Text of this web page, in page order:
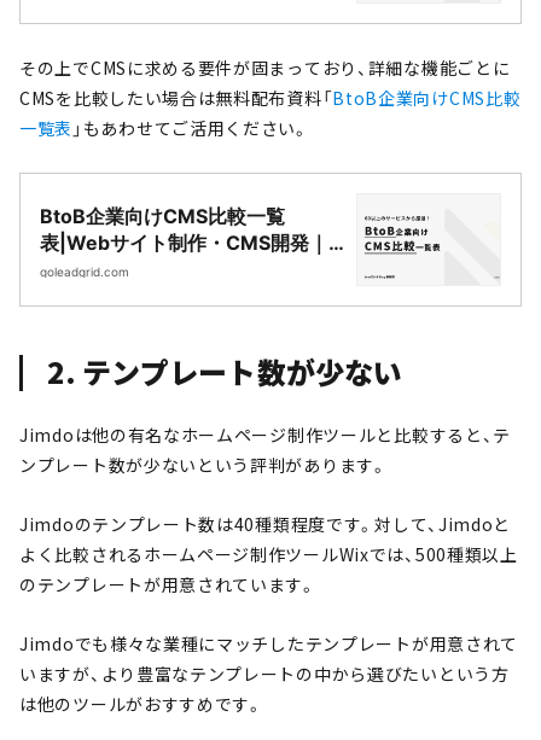
その上でCMSに求める要件が固まっており、詳細な機能ごとに
CMSを比較したい場合は無料配布資料「BtoB企業向けCMS比較
一覧表 」もあわせてご活用ください。
BtoB企業向けCMS比較一覧
表|Webサイト制作・CMS開発｜
LeadGrid
goleadgrid.com
2. テンプレート数が少ない
Jimdoは他の有名なホームページ制作ツールと比較すると、テ
ンプレート数が少ないという評判があります。
Jimdoのテンプレート数は40種類程度です。対して、Jimdoと
よく比較されるホームページ制作ツールWixでは、500種類以上
のテンプレートが用意されています。
Jimdoでも様々な業種にマッチしたテンプレートが用意されて
いますが、より豊富なテンプレートの中から選びたいという方
は他のツールがおすすめです。